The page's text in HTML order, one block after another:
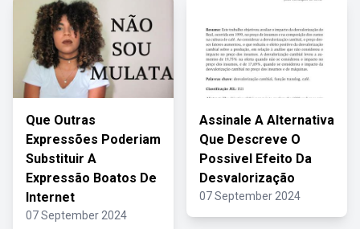
Que Outras
Expressões Poderiam
Substituir A
Expressão Boatos De
Internet
07 September 2024
Assinale A Alternativa
Que Descreve O
Possivel Efeito Da
Desvalorização
07 September 2024